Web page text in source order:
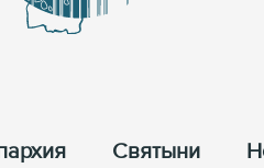
Cвятыни